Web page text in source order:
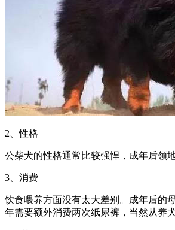
2、性格
公柴犬的性格通常比较强悍，成年后领
3、消费
饮食喂养方面没有太大差别。成年后的
年需要额外消费两次纸尿裤，当然从养